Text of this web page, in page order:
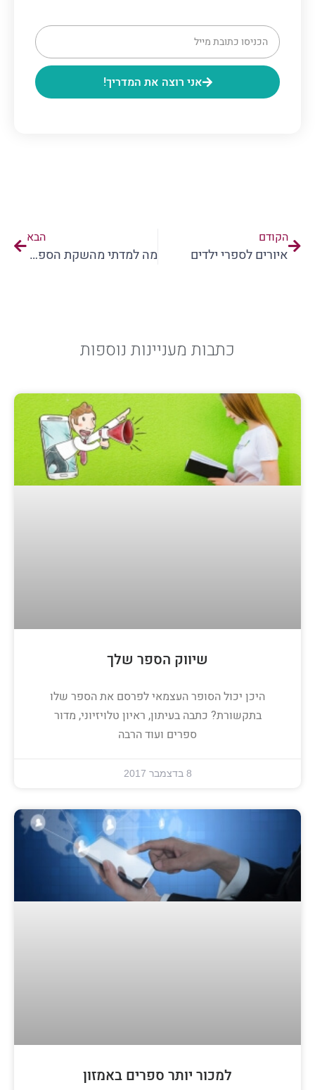
אני רוצה את המדריך!
הקודם
איורים לספרי ילדים
הבא
מה למדתי מהשקת הספר האחרונה
כתבות מעניינות נוספות
שיווק הספר שלך
היכן יכול הסופר העצמאי לפרסם את הספר שלו
בתקשורת? כתבה בעיתון, ראיון טלויזיוני, מדור
ספרים ועוד הרבה
8 בדצמבר 2017
למכור יותר ספרים באמזון